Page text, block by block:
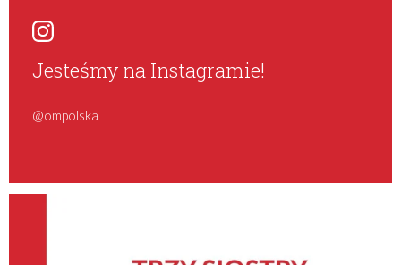
Jesteśmy na Instagramie!
@ompolska